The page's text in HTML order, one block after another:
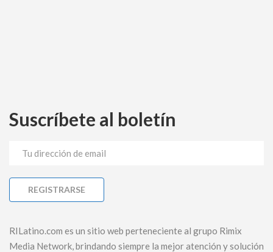
Suscríbete al boletín
RILatino.com es un sitio web perteneciente al grupo Rimix
Media Network, brindando siempre la mejor atención y solución